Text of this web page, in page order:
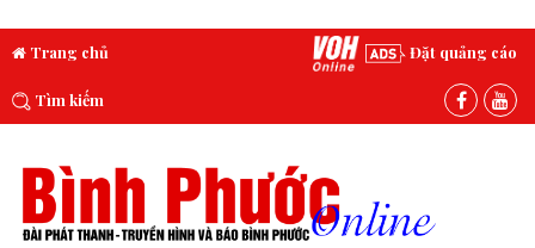
Trang chủ Đặt quảng cáo
Tìm kiếm